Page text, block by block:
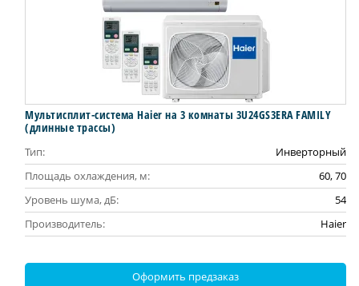
Мультисплит-система Haier на 3 комнаты 3U24GS3ERA FAMILY
(длинные трассы)
Тип:
Инверторный
Площадь охлаждения, м:
60, 70
Уровень шума, дБ:
54
Производитель:
Haier
Оформить предзаказ